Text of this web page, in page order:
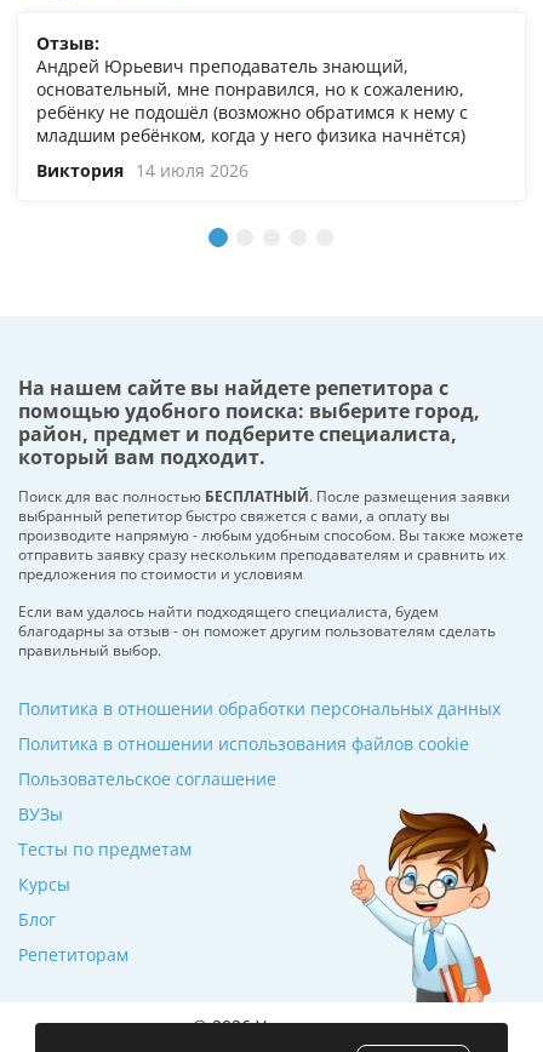
Отзыв:
Андрей Юрьевич преподаватель знающий,
основательный, мне понравился, но к сожалению,
ребёнку не подошёл (возможно обратимся к нему с
младшим ребёнком, когда у него физика начнётся)
Виктория 14 июля 2026
На нашем сайте вы найдете репетитора с
помощью удобного поиска: выберите город,
район, предмет и подберите специалиста,
который вам подходит.
Поиск для вас полностью БЕСПЛАТНЫЙ. После размещения заявки
выбранный репетитор быстро свяжется с вами, а оплату вы
производите напрямую - любым удобным способом. Вы также можете
отправить заявку сразу нескольким преподавателям и сравнить их
предложения по стоимости и условиям
Если вам удалось найти подходящего специалиста, будем
благодарны за отзыв - он поможет другим пользователям сделать
правильный выбор.
ВУЗы
Тесты по предметам
Курсы
Блог
Репетиторам
Политика в отношении обработки персональных данных
Политика в отношении использования файлов cookie
Пользовательское соглашение
© 2026 Училкин.ru